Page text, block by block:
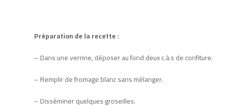
Préparation de la recette :
– Dans une verrine, déposer au fond deux c.à.s de confiture.
– Remplir de fromage blanc sans mélanger.
– Disséminer quelques groseilles.